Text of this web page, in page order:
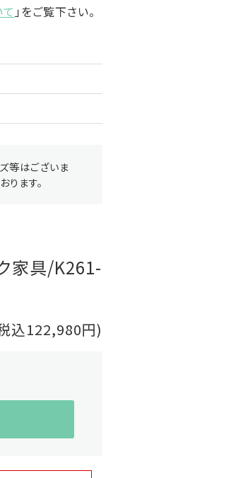
」をご覧下さい。
等はございま
ます。
家具/K261-
込122,980円)